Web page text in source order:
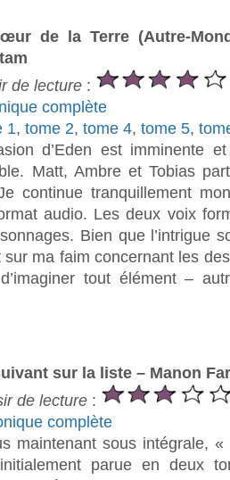
de la Terre (Autre-
de lecture :
complète
1, tome 2, tome 4, tome 5,
d’Eden est imminente
Matt, Ambre et Tobias
continue tranquillement
audio. Les deux voix
Bien que l’intrigue
ma faim concernant les
tout élément –
sur la liste – Manon
de lecture :
complète
maintenant sous intégrale,
parue en deux